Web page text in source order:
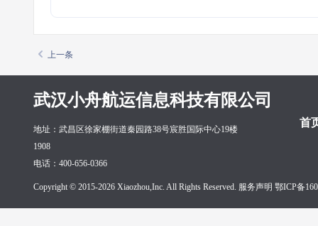
上一条
武汉小舟航运信息科技有限公司
首
地址：武昌区徐家棚街道秦园路38号宸胜国际中心19楼
1908
电话：400-656-0366
Copyright © 2015-2026 Xiaozhou,Inc. All Rights Reserved. 服务声明 鄂ICP备